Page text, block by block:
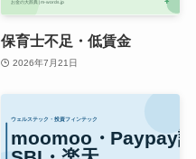
保育士不足・低賃金
2026年7月21日